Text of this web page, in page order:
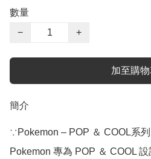
數量
−
+
加至購
簡介
∵Pokemon – POP ＆ COOL系
Pokemon 專為 POP ＆ COOL 設